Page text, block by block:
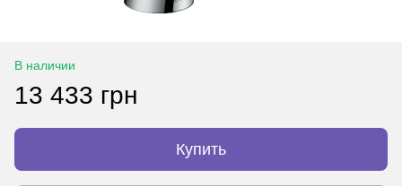
В наличии
13 433 грн
Купить